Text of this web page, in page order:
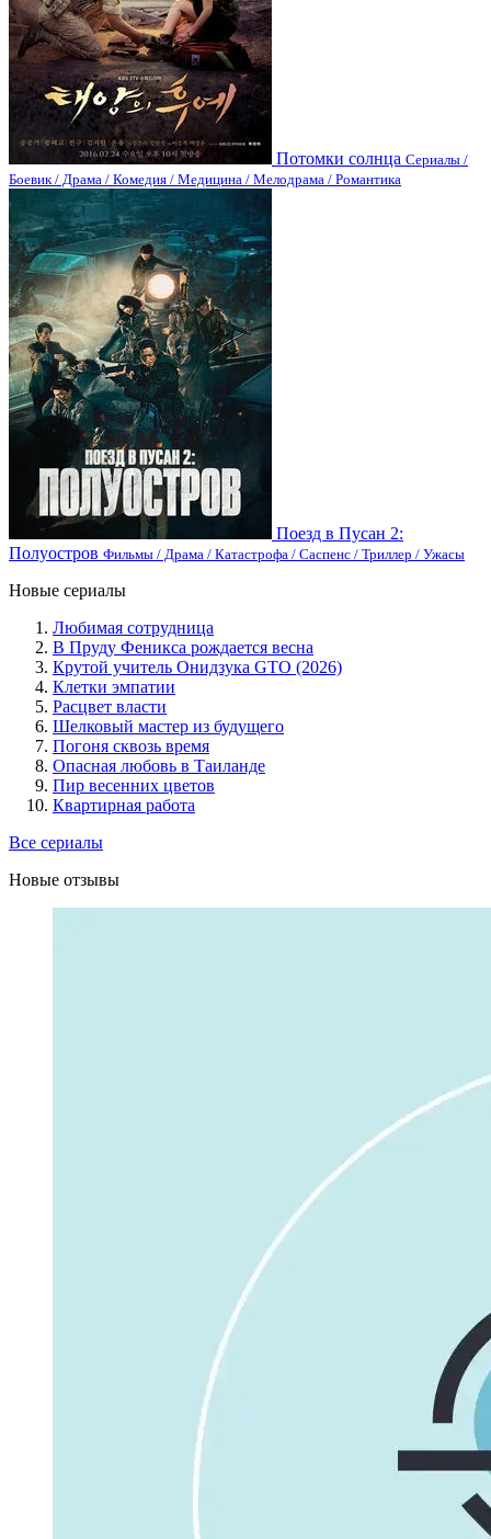
Потомки солнца Сериалы /
Боевик / Драма / Комедия / Медицина / Мелодрама / Романтика
Поезд в Пусан 2:
Полуостров Фильмы / Драма / Катастрофа / Саспенс / Триллер / Ужасы
Новые сериалы
Любимая сотрудница
В Пруду Феникса рождается весна
Крутой учитель Онидзука GTO (2026)
Клетки эмпатии
Расцвет власти
Шелковый мастер из будущего
Погоня сквозь время
Опасная любовь в Таиланде
Пир весенних цветов
Квартирная работа
Все сериалы
Новые отзывы